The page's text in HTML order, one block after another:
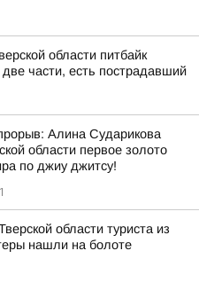
области питбайк
части, есть пострадавший
Алина Сударикова
области первое золото
по джиу джитсу!
области туриста из
нашли на болоте